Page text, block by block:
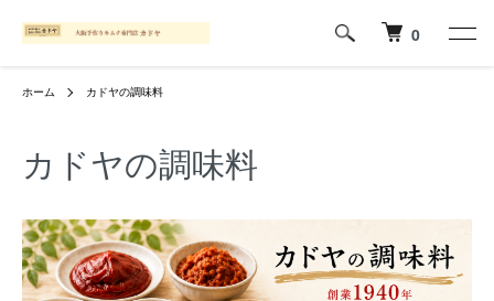
0
ホーム カドヤの調味料
カドヤの調味料